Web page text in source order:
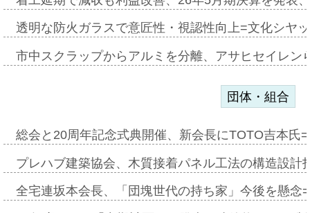
透明な防火ガラスで意匠性・視認性向上=文化シヤ
市中スクラップからアルミを分離、アサヒセイレ
団体・組合
総会と20周年記念式典開催、新会長にTOTO吉本氏
プレハブ建築協会、木質接着パネル工法の構造設
全宅連坂本会長、「団塊世代の持ち家」今後を懸